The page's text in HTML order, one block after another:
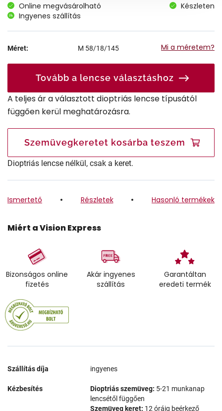
Online megvásárolható
Készleten
Ingyenes szállítás
Méret: M 58/18/145 Mi a méretem?
Tovább a lencse választáshoz
A teljes ár a választott dioptriás lencse típusától
függően kerül meghatározásra.
Szemüvegkeretet kosárba teszem
Dioptriás lencse nélkül, csak a keret.
Ismertető Részletek Hasonló termékek
Miért a Vision Express
Bizonságos online
fizetés
Akár ingyenes
szállítás
Garantáltan
eredeti termék
Szállítás díja ingyenes
Kézbesítés Dioptriás szemüveg: 5-21 munkanap
lencsétől függően
Szemüveg keret: 12 óráig beérkező